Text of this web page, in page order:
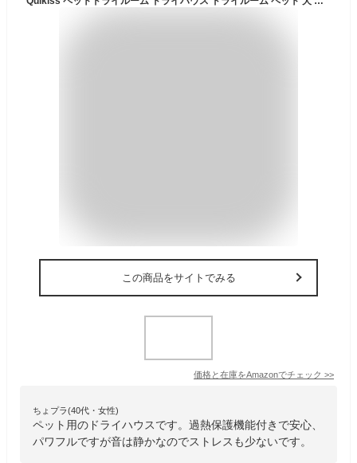
この商品をサイトでみる
価格と在庫をAmazonでチェック >>
ちょプラ(40代・女性)
ペット用のドライハウスです。過熱保護機能付きで安心、
パワフルですが音は静かなのでストレスも少ないです。